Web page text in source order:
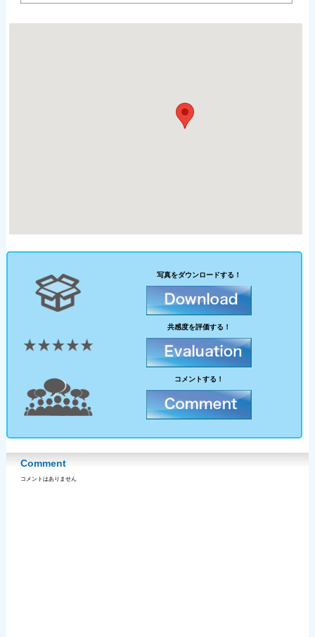
写真をダウンロードする！
共感度を評価する！
コメントする！
Comment
コメントはありません